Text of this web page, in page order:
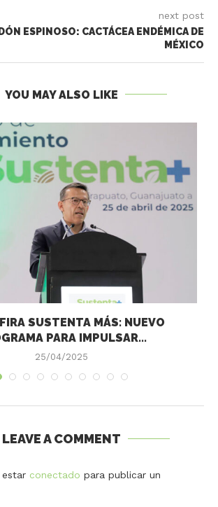
next post
ESPINOSO: CACTÁCEA ENDÉMICA DE
MÉXICO
YOU MAY ALSO LIKE
SUSTENTA MÁS: NUEVO
PARA IMPULSAR...
25/04/2025
LEAVE A COMMENT
conectado para publicar un